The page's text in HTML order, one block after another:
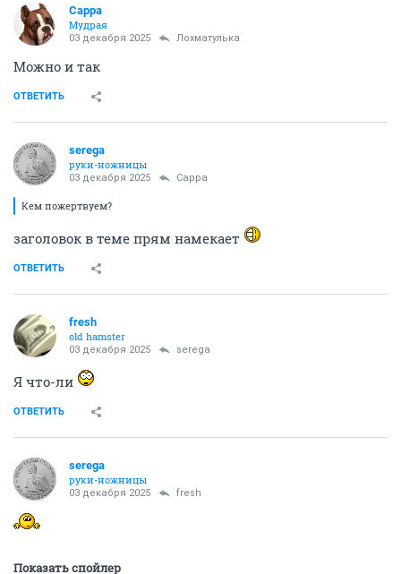
Сарра
Мудрая
03 декабря 2025 Лохматулька
Можно и так
ОТВЕТИТЬ
serega
руки-ножницы
03 декабря 2025 Сарра
Кем пожертвуем?
заголовок в теме прям намекает
ОТВЕТИТЬ
fresh
old hamster
03 декабря 2025 serega
Я что-ли
ОТВЕТИТЬ
serega
руки-ножницы
03 декабря 2025 fresh
Показать спойлер